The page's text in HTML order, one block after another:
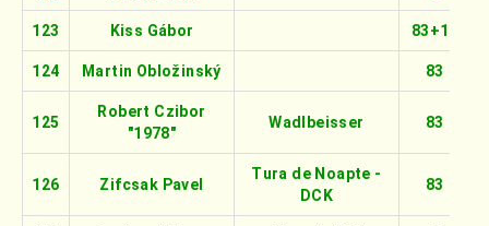
123 Kiss Gábor 83+16
124 Martin Obložinský 83
125
Robert Czibor
"1978"
Wadlbeisser 83
126 Zifcsak Pavel
Tura de Noapte -
DCK
83